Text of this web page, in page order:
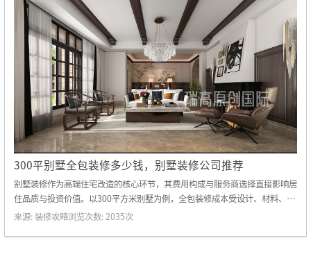
300平别墅全包装修多少钱，别墅装修公司推荐
别墅装修作为高端住宅改造的核心环节，其费用构成与服务商选择直接影响居
住品质与投资价值。以300平方米别墅为例，全包装修成本受设计、材料、施
工、设备等多维度因素影响，而专业装修公司的系统化服务则是实现预算可控
来源: 装修攻略浏览次数: 2035次